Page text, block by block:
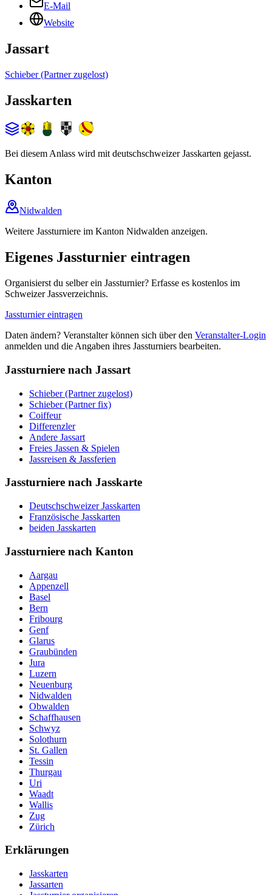
E-Mail
Website
Jassart
Schieber (Partner zugelost)
Jasskarten
Bei diesem Anlass wird mit deutschschweizer Jasskarten gejasst.
Kanton
Nidwalden
Weitere Jassturniere im Kanton Nidwalden anzeigen.
Eigenes Jassturnier eintragen
Organisierst du selber ein Jassturnier? Erfasse es kostenlos im
Schweizer Jassverzeichnis.
Jassturnier eintragen
Daten ändern? Veranstalter können sich über den Veranstalter-Login
anmelden und die Angaben ihres Jassturniers bearbeiten.
Jassturniere nach Jassart
Schieber (Partner zugelost)
Schieber (Partner fix)
Coiffeur
Differenzler
Andere Jassart
Freies Jassen & Spielen
Jassreisen & Jassferien
Jassturniere nach Jasskarte
Deutschschweizer Jasskarten
Französische Jasskarten
beiden Jasskarten
Jassturniere nach Kanton
Aargau
Appenzell
Basel
Bern
Fribourg
Genf
Glarus
Graubünden
Jura
Luzern
Neuenburg
Nidwalden
Obwalden
Schaffhausen
Schwyz
Solothurn
St. Gallen
Tessin
Thurgau
Uri
Waadt
Wallis
Zug
Zürich
Erklärungen
Jasskarten
Jassarten